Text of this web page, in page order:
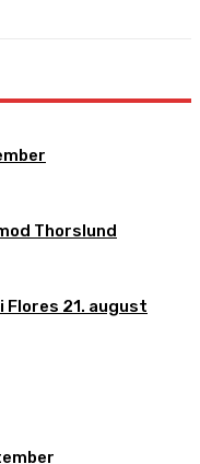
Thorslund
Flores 21. august